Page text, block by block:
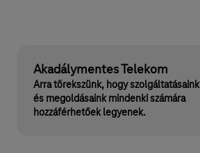
Akadálymentes Telekom
Arra törekszünk, hogy szolgáltatásaink
és megoldásaink mindenki számára
hozzáférhetőek legyenek.